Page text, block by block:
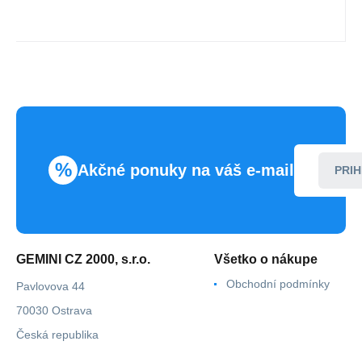
% Akčné ponuky na váš e-mail
GEMINI CZ 2000, s.r.o.
Pavlovova 44
70030 Ostrava
Česká republika
Všetko o nákupe
Obchodní podmínky